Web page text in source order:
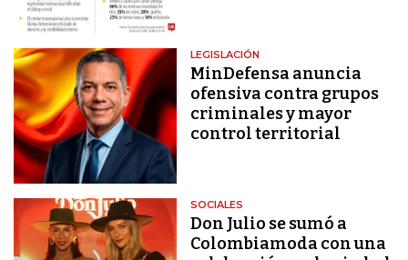
LEGISLACIÓN
MinDefensa anuncia
ofensiva contra grupos
criminales y mayor
control territorial
SOCIALES
Don Julio se sumó a
Colombiamoda con una